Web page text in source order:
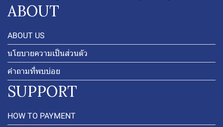
ABOUT
ABOUT US
นโยบายความเป็นส่วนตัว
คำถามที่พบบ่อย
SUPPORT
HOW TO PAYMENT